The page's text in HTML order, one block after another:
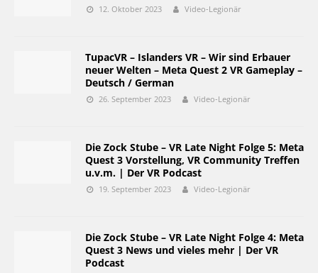
12. Oktober 2023 Video-Legionär
TupacVR – Islanders VR – Wir sind Erbauer
neuer Welten – Meta Quest 2 VR Gameplay –
Deutsch / German
26. September 2023 Video-Legionär
Die Zock Stube – VR Late Night Folge 5: Meta
Quest 3 Vorstellung, VR Community Treffen
u.v.m. | Der VR Podcast
19. September 2023 Video-Legionär
Die Zock Stube – VR Late Night Folge 4: Meta
Quest 3 News und vieles mehr | Der VR
Podcast